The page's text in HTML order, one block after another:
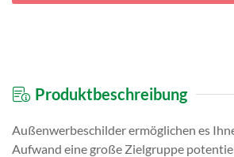
Produktbeschreibung
Außenwerbeschilder ermöglichen es
Aufwand eine große Zielgruppe